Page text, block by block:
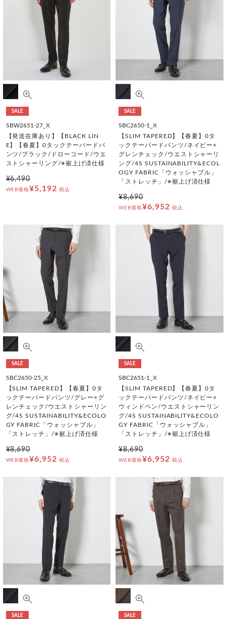
SALE
SBW2651-27_X
【発送在庫あり】【BLACK LIN
E】【春夏】0タックテーパードパ
ンツ/ブラック/ドローコード/ウエ
ストシャーリング/※裾上げ済仕様
¥6,490
WEB価格¥5,192 税込
SALE
SBC2650-1_X
【SLIM TAPERED】【春夏】0タ
ックテーパードパンツ/ネイビー×
グレンチェック/ウエストシャーリ
ング/4S SUSTAINABILITY&ECOL
OGY FABRIC「ウォッシャブル」
「ストレッチ」/※裾上げ済仕様
¥8,690
WEB価格¥6,952 税込
SALE
SBC2650-25_X
【SLIM TAPERED】【春夏】0タ
ックテーパードパンツ/グレー×グ
レンチェック/ウエストシャーリン
グ/4S SUSTAINABILITY&ECOLO
GY FABRIC「ウォッシャブル」
「ストレッチ」/※裾上げ済仕様
¥8,690
WEB価格¥6,952 税込
SALE
SBC2651-1_X
【SLIM TAPERED】【春夏】0タ
ックテーパードパンツ/ネイビー×
ウィンドペン/ウエストシャーリン
グ/4S SUSTAINABILITY&ECOLO
GY FABRIC「ウォッシャブル」
「ストレッチ」/※裾上げ済仕様
¥8,690
WEB価格¥6,952 税込
SALE SALE